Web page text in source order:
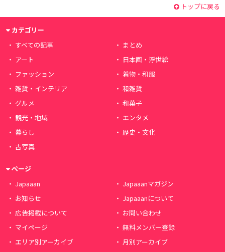
トップに戻る
カテゴリー
すべての記事
まとめ
アート
日本画・浮世絵
ファッション
着物・和服
雑貨・インテリア
和雑貨
グルメ
和菓子
観光・地域
エンタメ
暮らし
歴史・文化
古写真
ページ
Japaaan
Japaaanマガジン
お知らせ
Japaaanについて
広告掲載について
お問い合わせ
マイページ
無料メンバー登録
エリア別アーカイブ
月別アーカイブ